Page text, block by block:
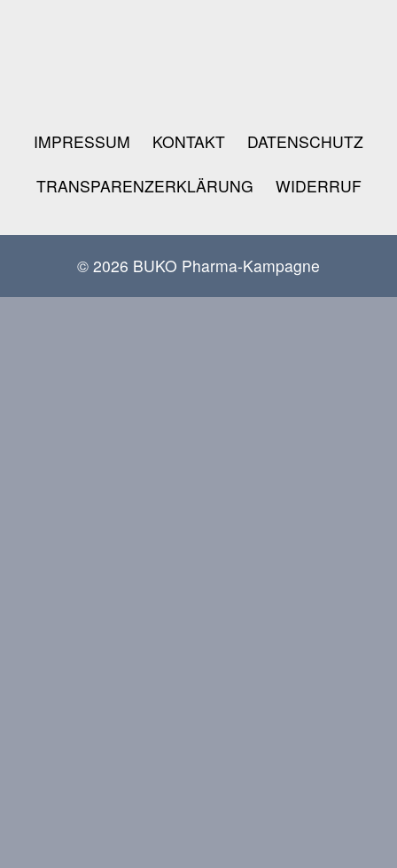
IMPRESSUM KONTAKT
DATENSCHUTZ
TRANSPARENZERKLÄRUNG
WIDERRUF
© 2026 BUKO Pharma-Kampagne